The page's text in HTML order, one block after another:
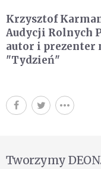
Krzysztof
Audycji Rolnych
autor i prezenter
"Tydzień"
Tworzymy